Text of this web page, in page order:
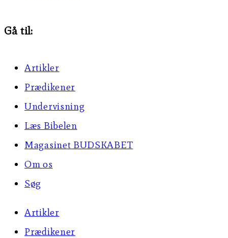
Gå til:
Artikler
Prædikener
Undervisning
Læs Bibelen
Magasinet BUDSKABET
Om os
Søg
Artikler
Prædikener